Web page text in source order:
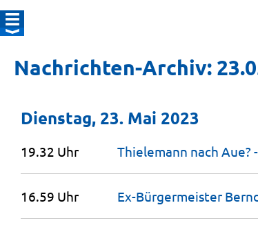
Nachrichten-Archiv:
Dienstag, 23. Mai 2023
19.32 Uhr Thielemann nach Aue?
16.59 Uhr Ex-Bürgermeister